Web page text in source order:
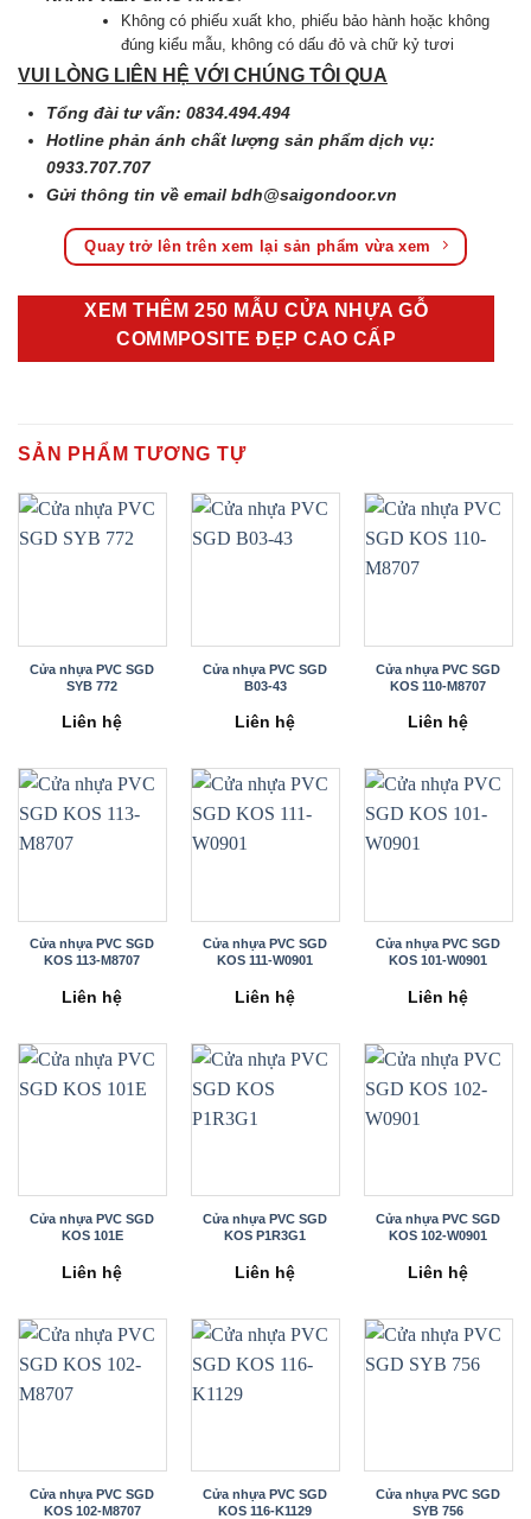
Không có phiếu xuất kho, phiếu bảo hành hoặc không
đúng kiểu mẫu, không có dấu đỏ và chữ kỷ tươi
VUI LÒNG LIÊN HỆ VỚI CHÚNG TÔI QUA
Tổng đài tư vấn: 0834.494.494
Hotline phản ánh chất lượng sản phẩm dịch vụ:
0933.707.707
Gửi thông tin về emailbdh@saigondoor.vn
Quay trở lên trên xem lại sản phẩm vừa xem
XEM THÊM 250 MẪU CỬA NHỰA GỖ
COMMPOSITE ĐẸP CAO CẤP
SẢN PHẨM TƯƠNG TỰ
Cửa nhựa PVC SGD
SYB 772
Liên hệ
Cửa nhựa PVC SGD
B03-43
Liên hệ
Cửa nhựa PVC SGD
KOS 110-M8707
Liên hệ
Cửa nhựa PVC SGD
KOS 113-M8707
Liên hệ
Cửa nhựa PVC SGD
KOS 111-W0901
Liên hệ
Cửa nhựa PVC SGD
KOS 101-W0901
Liên hệ
Cửa nhựa PVC SGD
KOS 101E
Liên hệ
Cửa nhựa PVC SGD
KOS P1R3G1
Liên hệ
Cửa nhựa PVC SGD
KOS 102-W0901
Liên hệ
Cửa nhựa PVC SGD
KOS 102-M8707
Cửa nhựa PVC SGD
KOS 116-K1129
Cửa nhựa PVC SGD
SYB 756